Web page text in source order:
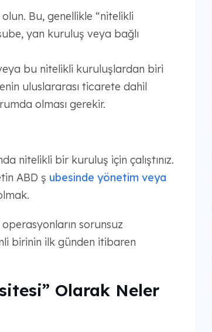
Bu, genellikle “nitelikli
yan kuruluş veya bağlı
bu nitelikli kuruluşlardan biri
uluslararası ticarete dahil
olması gerekir.
nitelikli bir kuruluş için çalıştınız.
ABD ş ubesinde yönetim veya
sorunsuz
birinin ilk günden itibaren
Olarak Neler